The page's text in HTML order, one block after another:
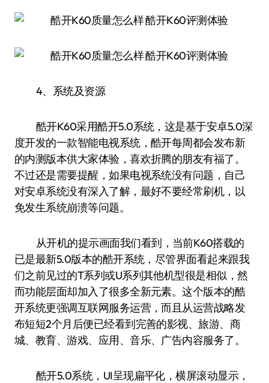
4、系统及资源
酷开K60采用酷开5.0系统，这是基于安卓5.0深
度开发的一款智能电视系统，酷开每周都会发布新
的内测版本供大家体验，喜欢折腾的朋友有福了。
不过还是需要提醒，如果电视系统没有问题，自己
对安卓系统没有深入了解，最好不要经常刷机，以
免发生系统崩溃等问题。
从开机的提示画面我们看到，当前K60搭载的
已是最新5.0版本的酷开系统，尽管界面看起来跟我
们之前见过的T系列或U系列其他机型很是相似，然
而功能层面却加入了很多全新元素。这个版本的酷
开系统更强调互联网服务运营，而且从运营战略发
布短短2个月后便已经看到完善的影视、旅游、商
城、教育、游戏、应用、音乐、广告内容服务了。
酷开5.0系统，UI呈现扁平化，横屏滚动显示，